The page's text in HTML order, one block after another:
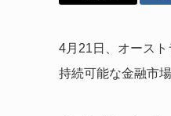
4月21日、オース
持続可能な金融市